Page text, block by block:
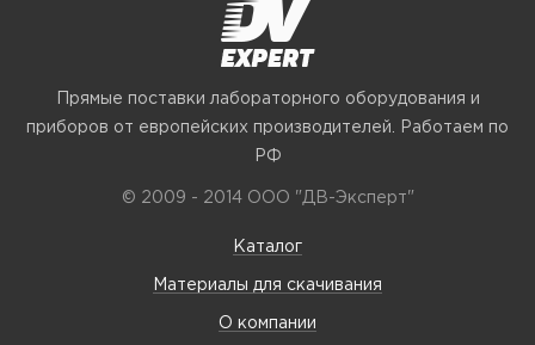
Прямые поставки лабораторного оборудования и
приборов от европейских производителей. Работаем по
РФ
© 2009 - 2014 ООО "ДВ-Эксперт"
Каталог
Материалы для скачивания
О компании